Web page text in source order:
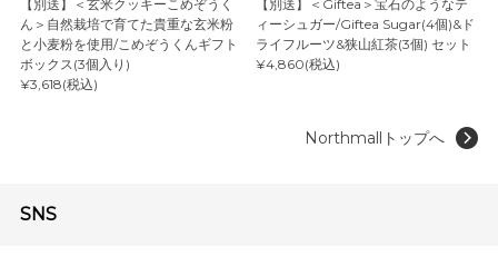
【別送】＜玄米クッキーこめぞうく
ん＞自然栽培で育てた貴重な玄米粉
と小麦粉を使用/こめぞうくんギフト
ボックス(3個入り)
¥3,618(税込)
【別送】＜Giftea＞宝石のようなテ
ィーシュガー/Giftea Sugar(4個)&ド
ライフルーツ&狭山紅茶(3個) セット
¥4,860(税込)
Northmallトップへ
SNS